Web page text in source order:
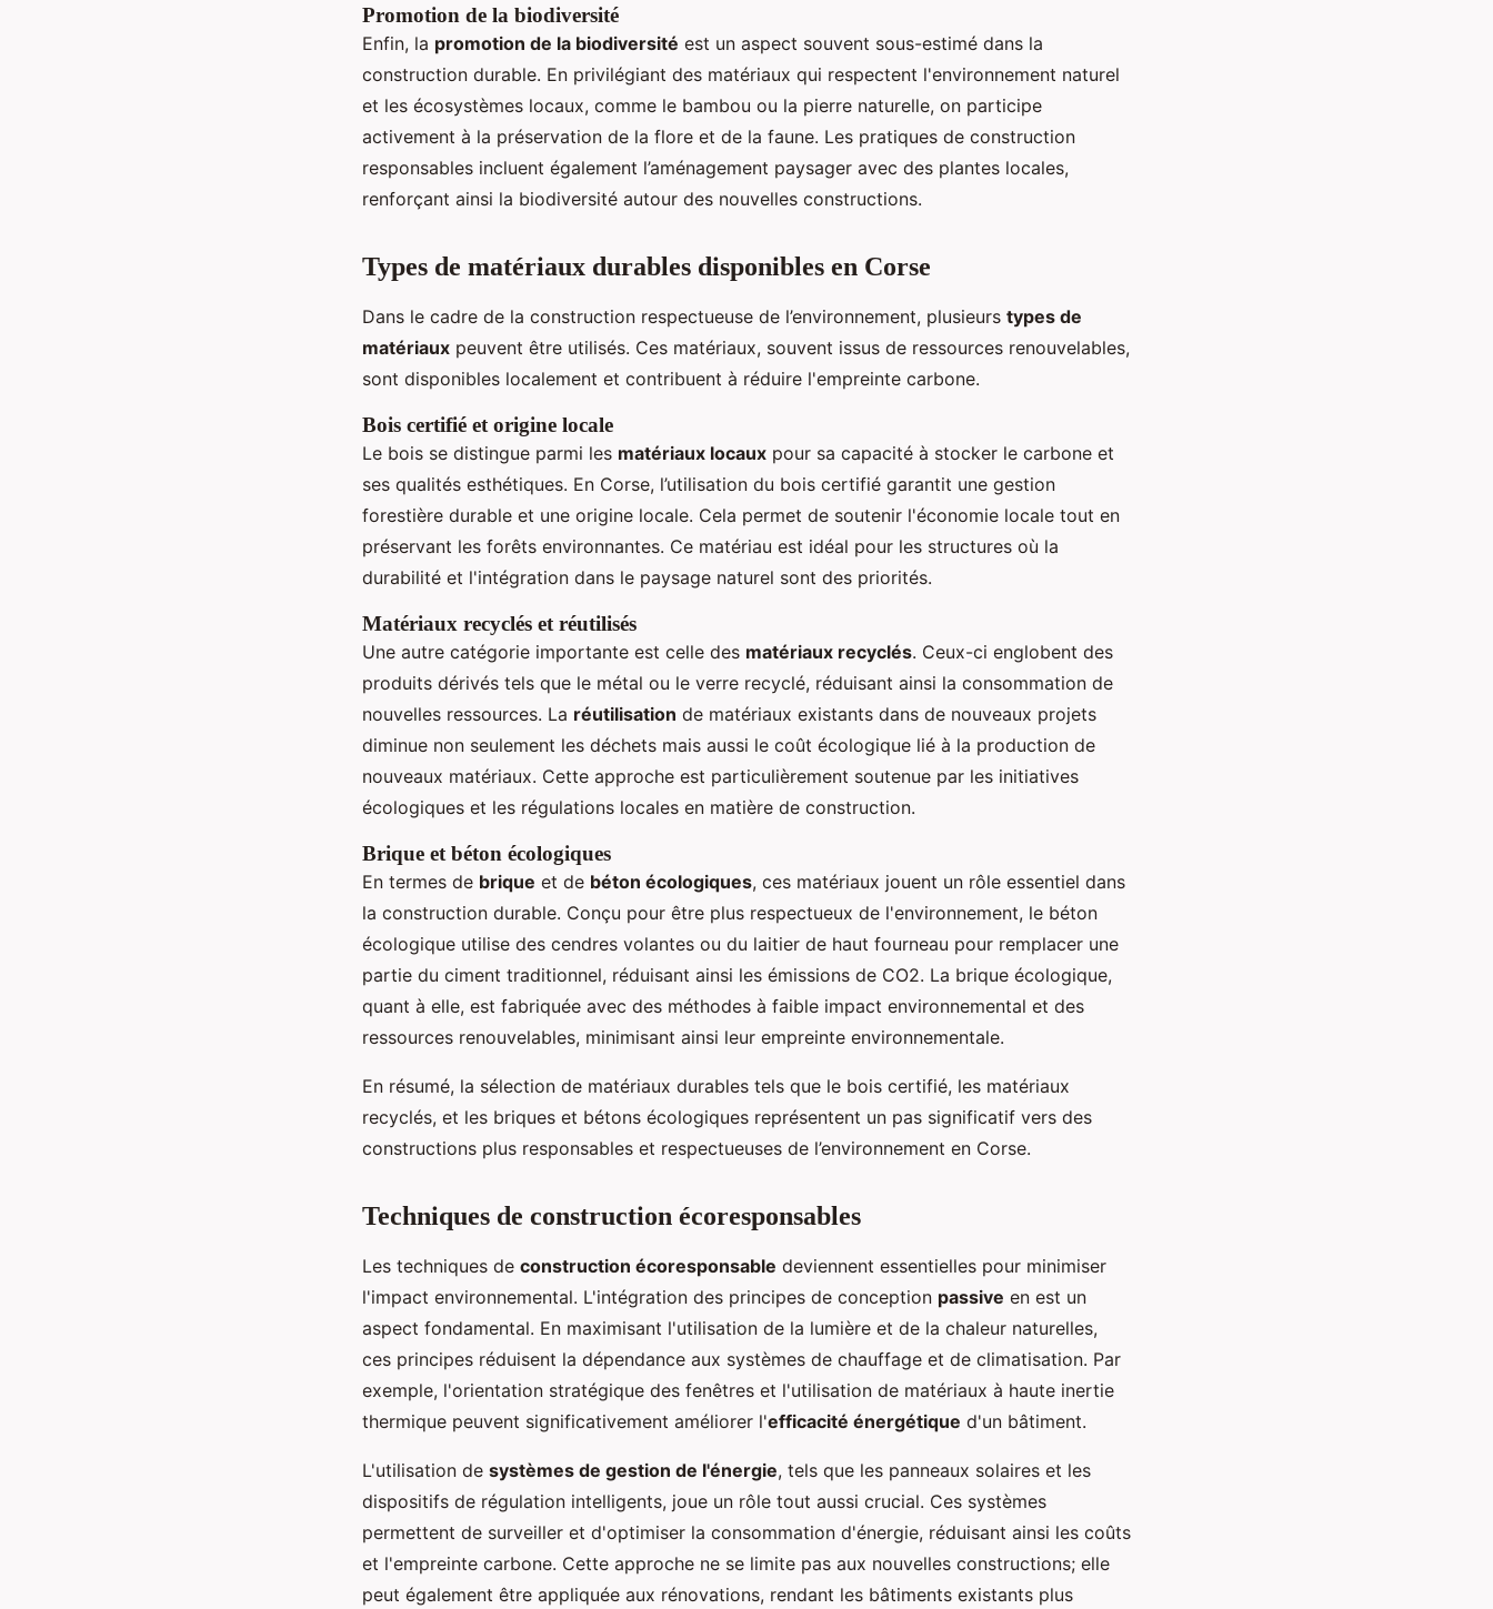
Promotion de la biodiversité
Enfin, la promotion de la biodiversité est un aspect souvent sous-estimé dans la
construction durable. En privilégiant des matériaux qui respectent l'environnement naturel
et les écosystèmes locaux, comme le bambou ou la pierre naturelle, on participe
activement à la préservation de la flore et de la faune. Les pratiques de construction
responsables incluent également l’aménagement paysager avec des plantes locales,
renforçant ainsi la biodiversité autour des nouvelles constructions.
Types de matériaux durables disponibles en Corse
Dans le cadre de la construction respectueuse de l’environnement, plusieurs types de
matériaux peuvent être utilisés. Ces matériaux, souvent issus de ressources renouvelables,
sont disponibles localement et contribuent à réduire l'empreinte carbone.
Bois certifié et origine locale
Le bois se distingue parmi les matériaux locaux pour sa capacité à stocker le carbone et
ses qualités esthétiques. En Corse, l’utilisation du bois certifié garantit une gestion
forestière durable et une origine locale. Cela permet de soutenir l'économie locale tout en
préservant les forêts environnantes. Ce matériau est idéal pour les structures où la
durabilité et l'intégration dans le paysage naturel sont des priorités.
Matériaux recyclés et réutilisés
Une autre catégorie importante est celle des matériaux recyclés. Ceux-ci englobent des
produits dérivés tels que le métal ou le verre recyclé, réduisant ainsi la consommation de
nouvelles ressources. La réutilisation de matériaux existants dans de nouveaux projets
diminue non seulement les déchets mais aussi le coût écologique lié à la production de
nouveaux matériaux. Cette approche est particulièrement soutenue par les initiatives
écologiques et les régulations locales en matière de construction.
Brique et béton écologiques
En termes de brique et de béton écologiques, ces matériaux jouent un rôle essentiel dans
la construction durable. Conçu pour être plus respectueux de l'environnement, le béton
écologique utilise des cendres volantes ou du laitier de haut fourneau pour remplacer une
partie du ciment traditionnel, réduisant ainsi les émissions de CO2. La brique écologique,
quant à elle, est fabriquée avec des méthodes à faible impact environnemental et des
ressources renouvelables, minimisant ainsi leur empreinte environnementale.
En résumé, la sélection de matériaux durables tels que le bois certifié, les matériaux
recyclés, et les briques et bétons écologiques représentent un pas significatif vers des
constructions plus responsables et respectueuses de l’environnement en Corse.
Techniques de construction écoresponsables
Les techniques de construction écoresponsable deviennent essentielles pour minimiser
l'impact environnemental. L'intégration des principes de conception passive en est un
aspect fondamental. En maximisant l'utilisation de la lumière et de la chaleur naturelles,
ces principes réduisent la dépendance aux systèmes de chauffage et de climatisation. Par
exemple, l'orientation stratégique des fenêtres et l'utilisation de matériaux à haute inertie
thermique peuvent significativement améliorer l'efficacité énergétique d'un bâtiment.
L'utilisation de systèmes de gestion de l'énergie, tels que les panneaux solaires et les
dispositifs de régulation intelligents, joue un rôle tout aussi crucial. Ces systèmes
permettent de surveiller et d'optimiser la consommation d'énergie, réduisant ainsi les coûts
et l'empreinte carbone. Cette approche ne se limite pas aux nouvelles constructions; elle
peut également être appliquée aux rénovations, rendant les bâtiments existants plus